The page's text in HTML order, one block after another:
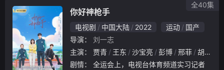
你好神枪手
电视剧 中国大陆 2022 运动
国产
导演：
刘一志
主演：
贾青 王东 沙宝亮 彭博 邢菲
胡一天
剧情：
全40集